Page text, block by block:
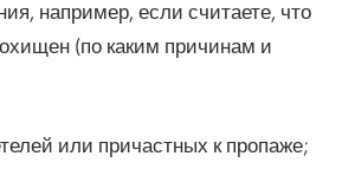
например, если считаете, что
(по каким причинам и
или причастных к пропаже;